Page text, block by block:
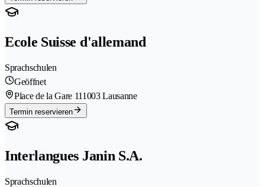
Ecole Suisse d'allemand
Sprachschulen
Geöffnet
Place de la Gare 111003 Lausanne
Termin reservieren
Interlangues Janin S.A.
Sprachschulen